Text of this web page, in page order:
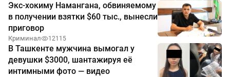
Экс-хокиму Намангана, обвиняемому
в получении взятки $60 тыс., вынесли
приговор
Криминал 12115
В Ташкенте мужчина вымогал у
девушки $3000, шантажируя её
интимными фото — видео